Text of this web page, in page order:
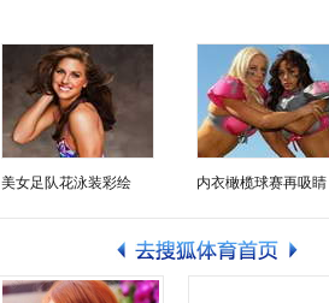
美女足队花泳装彩绘 内衣橄榄球赛再吸睛